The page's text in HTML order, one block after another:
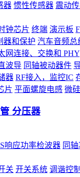
器 惯性传感器 震动
钟芯片 终端 演示板
器和保护 汽车音频
网连接、交换和 PHY
波导 同轴被动器件
器 RF接入，监控IC
片 平面螺旋电感 微
分压器
响应功率检波器 同
关 开关系统 调谐控